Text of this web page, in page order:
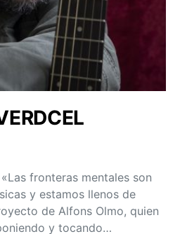
fronteras mentales son
y estamos llenos de
de Alfons Olmo, quien
y tocando…